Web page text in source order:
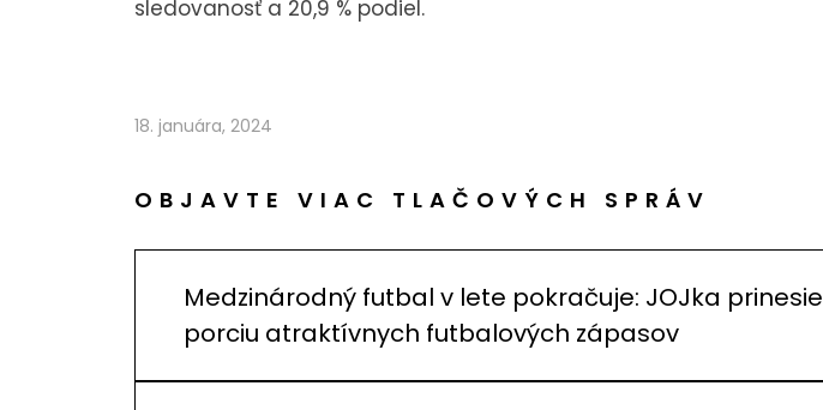
sledovanosť a 20,9 % podiel.
18. januára, 2024
OBJAVTE VIAC TLAČOVÝCH SPRÁV
Medzinárodný futbal v lete pokračuje: JOJka prinesie
porciu atraktívnych futbalových zápasov